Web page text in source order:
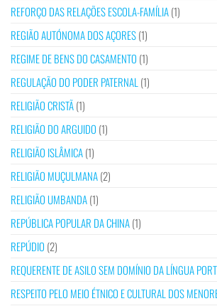
REFORÇO DAS RELAÇÕES ESCOLA-FAMÍLIA(1)
REGIÃO AUTÓNOMA DOS AÇORES(1)
REGIME DE BENS DO CASAMENTO (1)
REGULAÇÃO DO PODER PATERNAL (1)
RELIGIÃO CRISTÃ(1)
RELIGIÃO DO ARGUIDO (1)
RELIGIÃO ISLÂMICA(1)
RELIGIÃO MUÇULMANA(2)
RELIGIÃO UMBANDA(1)
REPÚBLICA POPULAR DA CHINA(1)
REPÚDIO (2)
REQUERENTE DE ASILO SEM DOMÍNIO DA LÍNGUA
RESPEITO PELO MEIO ÉTNICO E CULTURAL DOS